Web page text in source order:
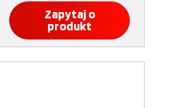
Zapytaj o
produkt